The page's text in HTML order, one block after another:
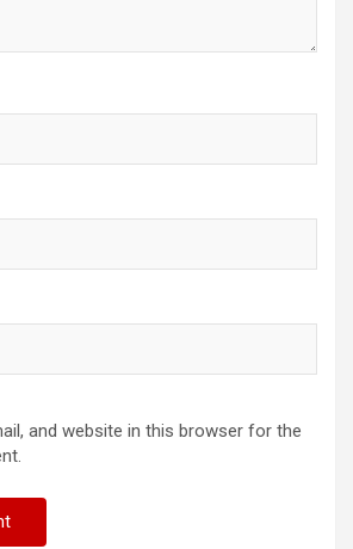
and website in this browser for the